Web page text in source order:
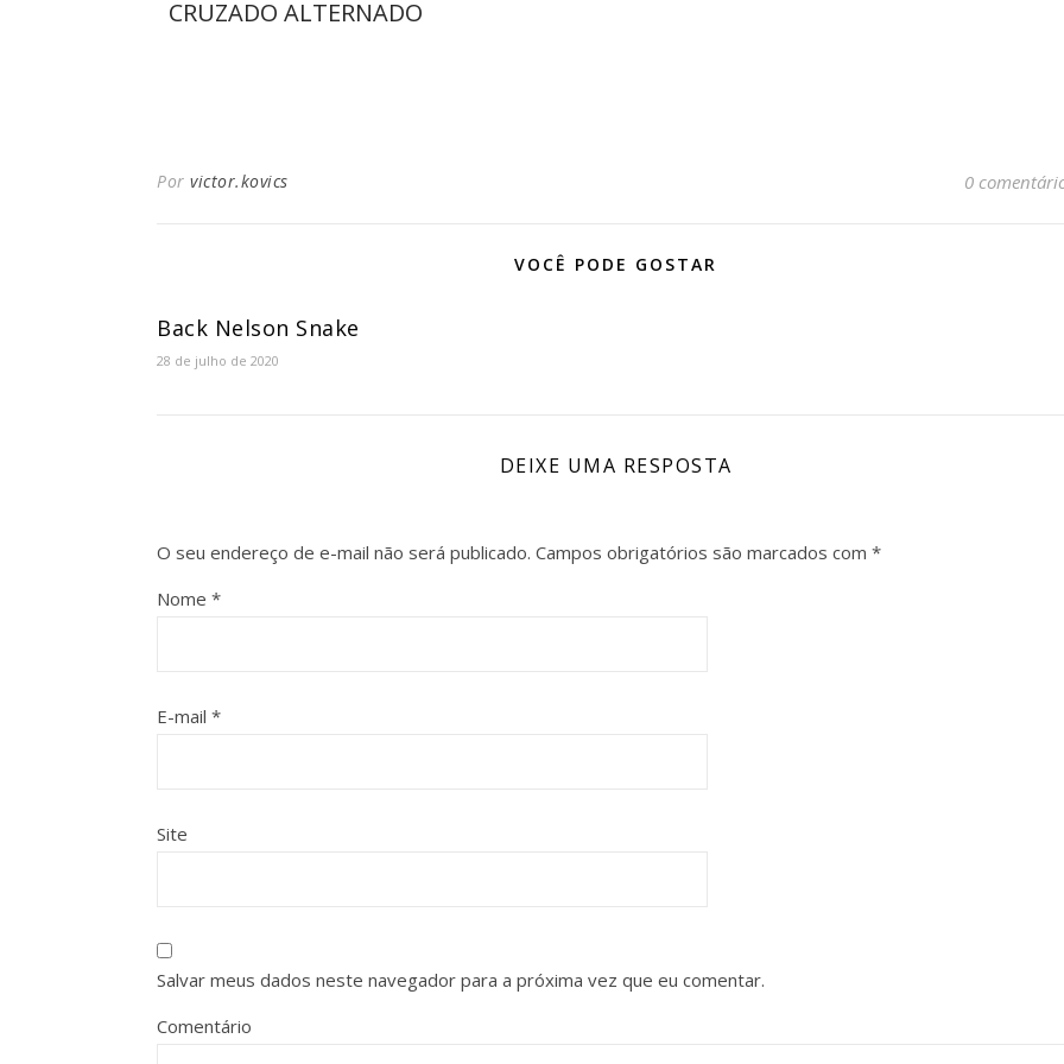
CRUZADO ALTERNADO
Por victor.kovics 0
VOCÊ PODE GOSTAR
Back Nelson Snake
28 de julho de 2020
DEIXE UMA RESPOSTA
O seu endereço de e-mail não será publicado. Campos obrigatórios são marcados com *
Nome *
E-mail *
Site
Salvar meus dados neste navegador para a próxima vez que eu comentar.
Comentário